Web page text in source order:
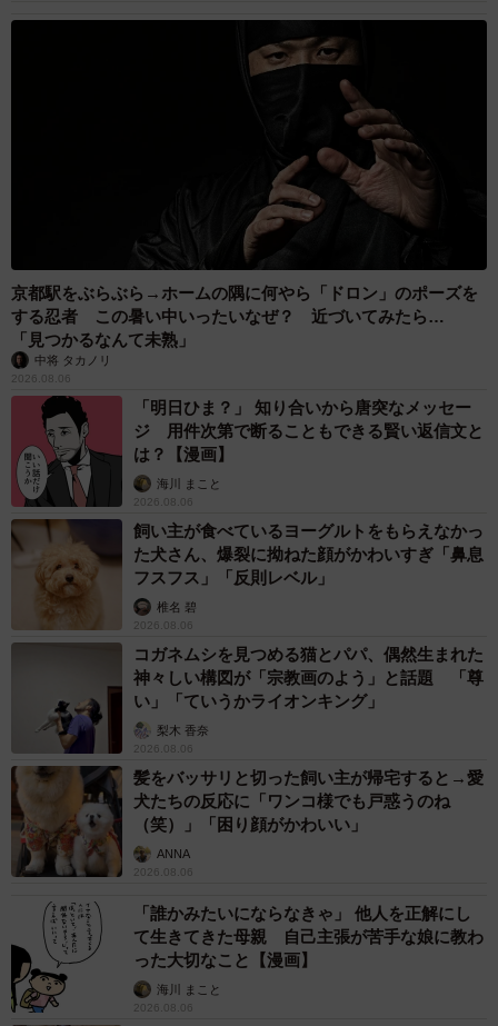
京都駅をぶらぶら→ホームの隅に何やら「ドロン」のポーズを
する忍者 この暑い中いったいなぜ？ 近づいてみたら…
「見つかるなんて未熟」
中将 タカノリ
2026.08.06
「明日ひま？」 知り合いから唐突なメッセー
ジ 用件次第で断ることもできる賢い返信文と
は？【漫画】
海川 まこと
2026.08.06
飼い主が食べているヨーグルトをもらえなかっ
た犬さん、爆裂に拗ねた顔がかわいすぎ「鼻息
フスフス」「反則レベル」
椎名 碧
2026.08.06
コガネムシを見つめる猫とパパ、偶然生まれた
神々しい構図が「宗教画のよう」と話題 「尊
い」「ていうかライオンキング」
梨木 香奈
2026.08.06
髪をバッサリと切った飼い主が帰宅すると→愛
犬たちの反応に「ワンコ様でも戸惑うのね
（笑）」「困り顔がかわいい」
ANNA
2026.08.06
「誰かみたいにならなきゃ」 他人を正解にし
て生きてきた母親 自己主張が苦手な娘に教わ
った大切なこと【漫画】
海川 まこと
2026.08.06